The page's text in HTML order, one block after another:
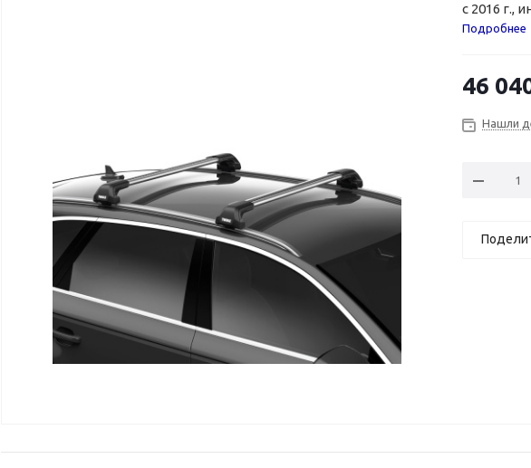
с 2016 г.,
Подробнее
46
Нашли